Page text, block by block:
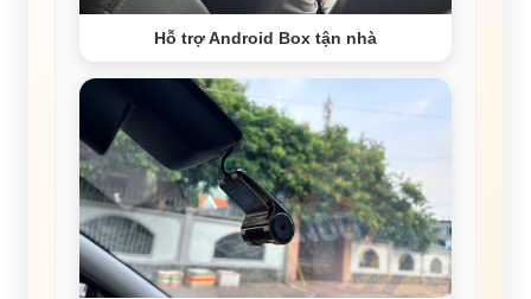
Hỗ trợ Android Box tận nhà